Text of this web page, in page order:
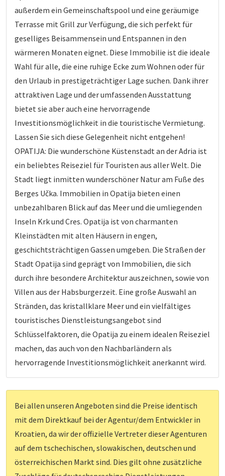
außerdem ein Gemeinschaftspool und eine geräumige
Terrasse mit Grill zur Verfügung, die sich perfekt für
geselliges Beisammensein und Entspannen in den
wärmeren Monaten eignet. Diese Immobilie ist die ideale
Wahl für alle, die eine ruhige Ecke zum Wohnen oder für
den Urlaub in prestigeträchtiger Lage suchen. Dank ihrer
attraktiven Lage und der umfassenden Ausstattung
bietet sie aber auch eine hervorragende
Investitionsmöglichkeit in die touristische Vermietung.
Lassen Sie sich diese Gelegenheit nicht entgehen!
OPATIJA: Die wunderschöne Küstenstadt an der Adria ist
ein beliebtes Reiseziel für Touristen aus aller Welt. Die
Stadt liegt inmitten wunderschöner Natur am Fuße des
Berges Učka. Immobilien in Opatija bieten einen
unbezahlbaren Blick auf das Meer und die umliegenden
Inseln Krk und Cres. Opatija ist von charmanten
Kleinstädten mit alten Häusern in engen,
geschichtsträchtigen Gassen umgeben. Die Straßen der
Stadt Opatija sind geprägt von Immobilien, die sich
durch ihre besondere Architektur auszeichnen, sowie von
Villen aus der Habsburgerzeit. Eine große Auswahl an
Stränden, das kristallklare Meer und ein vielfältiges
touristisches Dienstleistungsangebot sind
Schlüsselfaktoren, die Opatija zu einem idealen Reiseziel
machen, das auch von den Nachbarländern als
hervorragende Investitionsmöglichkeit anerkannt wird.
Bei allen unseren Angeboten sind die Preise identisch
mit dem Direktkauf bei der Agentur/dem Entwickler in
Kroatien, da wir der offizielle Vertreter dieser Agenturen
auf dem tschechischen, slowakischen, deutschen und
österreichischen Markt sind. Dies gilt ohne zusätzliche